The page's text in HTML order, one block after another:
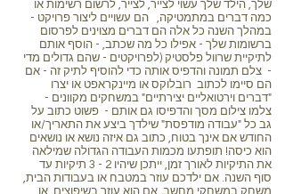
שלך, הילד שלך עשוי לצייר, לצייר, לרשום רשימות או
כמה דברים במתמטיקה,
הם עשויים ליצור פרויקט -
במהלך השנה כל אלה הם דברים מצוינים לפרסום
ברשומות שלך - אפילו כל מה שכתב, - הוסף אותם
לתיקיית שרוול פלסטיק (לפרויקטים - שהם גדולים מדי
- צלם תמונה והדפיס אותה כדי להוסיף לתיק זה - אם
הם סיימו לכתוב רובלוקס או מיינקראפט או יצרו
"דברים וירטואליים יצירתיים" במשחקים מקוונים -
צלמו צילום מסך והדפיסו גם אותם - פשוט כתוב על
גב כל "עבודה מודפסת" שילדך ביצע את התאריך/או
החודש אם אינך בטוח, כתוב גם איזה נושא או נושאים
הוא כיסה! תופתעו מכמות העבודה הגדולה שמילאה
את התיקיות לאורך זמן, ייתכן שיהיו 2 - 3 תיקיות עד
סוף השנה. אם ילדכם עוזר במטבח או בעבודות הבית,
משחק במשחקי מחשב, אם הוא עוזר בשיפוצים, או